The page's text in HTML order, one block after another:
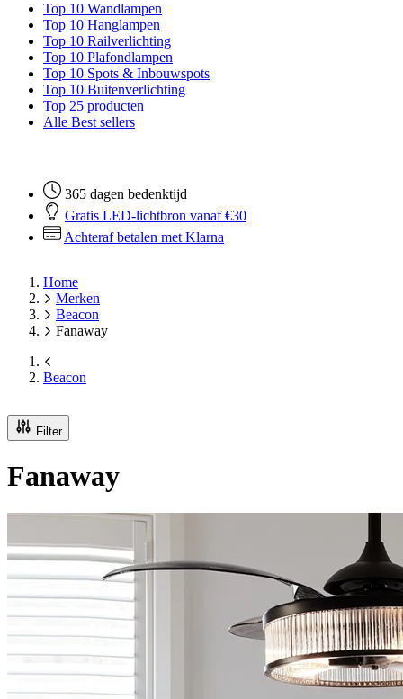
Top 10 Wandlampen
Top 10 Hanglampen
Top 10 Railverlichting
Top 10 Plafondlampen
Top 10 Spots & Inbouwspots
Top 10 Buitenverlichting
Top 25 producten
Alle Best sellers
Gratis LED-lichtbron vanaf €30
Achteraf betalen met Klarna
Home
Merken
Beacon
Fanaway
Beacon
Filter
Fanaway